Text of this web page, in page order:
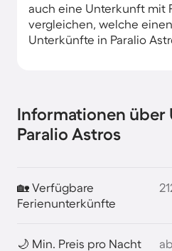
auch eine Unterkunft mit
vergleichen, welche
Unterkünfte in Paralio
Informationen über
Paralio Astros
🏡 Verfügbare
Ferienunterkünfte
🌙 Min. Preis pro Nacht